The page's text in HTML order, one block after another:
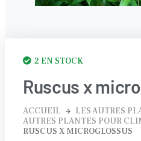
2 EN STOCK
Ruscus x
ACCUEIL
LES AUTRES
AUTRES PLANTES POUR
RUSCUS X MICROGLOSSUS